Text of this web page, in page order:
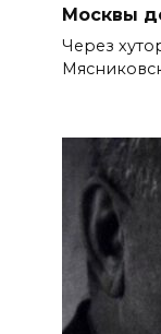
Москвы
Через